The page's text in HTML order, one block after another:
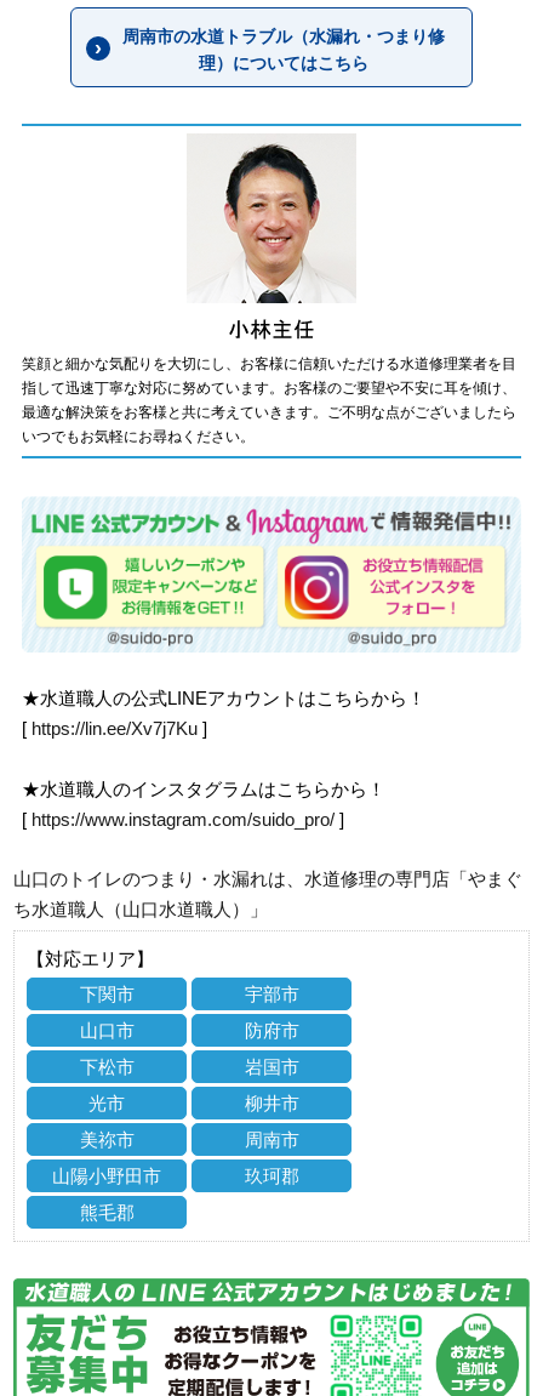
周南市の水道トラブル（水漏れ・つまり修
理）についてはこちら
笑顔と細かな気配りを大切にし、お客様に信頼いただける水道修理業者を目
指して迅速丁寧な対応に努めています。お客様のご要望や不安に耳を傾け、
最適な解決策をお客様と共に考えていきます。ご不明な点がございましたら
いつでもお気軽にお尋ねください。
★水道職人の公式LINEアカウントはこちらから！
[ https://lin.ee/Xv7j7Ku ]
★水道職人のインスタグラムはこちらから！
[ https://www.instagram.com/suido_pro/ ]
山口のトイレのつまり・水漏れは、水道修理の専門店「やまぐ
ち水道職人（山口水道職人）」
【対応エリア】
下関市
宇部市
山口市
防府市
下松市
岩国市
光市
柳井市
美祢市
周南市
山陽小野田市
玖珂郡
熊毛郡